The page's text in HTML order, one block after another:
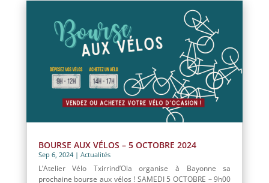
BOURSE AUX VÉLOS – 5 OCTOBRE 2024
Sep 6, 2024| Actualités
L’Atelier Vélo Txirrind’Ola organise à Bayonne sa
prochaine bourse aux vélos ! SAMEDI 5 OCTOBRE – 9h00